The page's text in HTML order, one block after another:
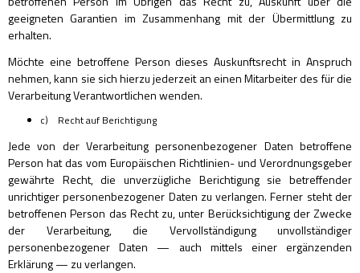
geeigneten Garantien im Zusammenhang mit der Übermittlung zu
erhalten.
Möchte eine betroffene Person dieses Auskunftsrecht in Anspruch
nehmen, kann sie sich hierzu jederzeit an einen Mitarbeiter des für die
Verarbeitung Verantwortlichen wenden.
c) Recht auf Berichtigung
Jede von der Verarbeitung personenbezogener Daten betroffene
Person hat das vom Europäischen Richtlinien- und Verordnungsgeber
gewährte Recht, die unverzügliche Berichtigung sie betreffender
unrichtiger personenbezogener Daten zu verlangen. Ferner steht der
betroffenen Person das Recht zu, unter Berücksichtigung der Zwecke
der Verarbeitung, die Vervollständigung unvollständiger
personenbezogener Daten — auch mittels einer ergänzenden
Erklärung — zu verlangen.